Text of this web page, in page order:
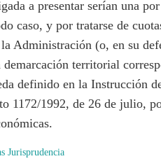
a presentar serían una
caso, y por tratarse de
la Administración (o, en su
territorial
definido en la Instrucción
1172/1992, de 26 de julio,
Jurisprudencia